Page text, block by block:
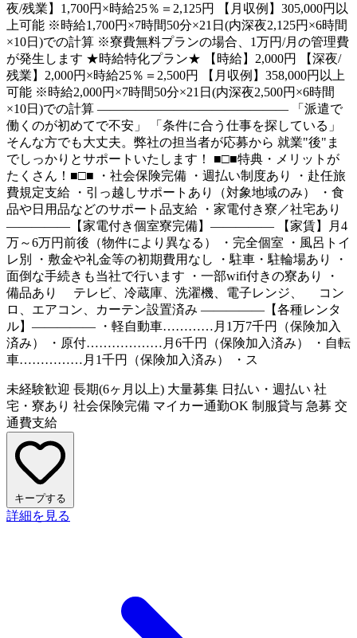
夜/残業】1,700円×時給25％＝2,125円 【月収例】305,000円以
上可能 ※時給1,700円×7時間50分×21日(内深夜2,125円×6時間
×10日)での計算 ※寮費無料プランの場合、1万円/月の管理費
が発生します ★時給特化プラン★ 【時給】2,000円 【深夜/
残業】2,000円×時給25％＝2,500円 【月収例】358,000円以上
可能 ※時給2,000円×7時間50分×21日(内深夜2,500円×6時間
×10日)での計算 ――――――――――――――― 「派遣で
働くのが初めてで不安」 「条件に合う仕事を探している」
そんな方でも大丈夫。弊社の担当者が応募から 就業"後"ま
でしっかりとサポートいたします！ ■□■特典・メリットが
たくさん！■□■ ・社会保険完備 ・週払い制度あり ・赴任旅
費規定支給 ・引っ越しサポートあり（対象地域のみ） ・食
品や日用品などのサポート品支給 ・家電付き寮／社宅あり
―――――【家電付き個室寮完備】――――― 【家賃】月4
万～6万円前後（物件により異なる） ・完全個室 ・風呂トイ
レ別 ・敷金や礼金等の初期費用なし ・駐車・駐輪場あり ・
面倒な手続きも当社で行います ・一部wifi付きの寮あり ・
備品あり テレビ、冷蔵庫、洗濯機、電子レンジ、 コン
ロ、エアコン、カーテン設置済み ―――――【各種レンタ
ル】――――― ・軽自動車…………月1万7千円（保険加入
済み） ・原付………………月6千円（保険加入済み） ・自転
車……………月1千円（保険加入済み） ・ス
未経験歓迎 長期(6ヶ月以上) 大量募集 日払い・週払い 社
宅・寮あり 社会保険完備 マイカー通勤OK 制服貸与 急募 交
通費支給
キープする
詳細を見る